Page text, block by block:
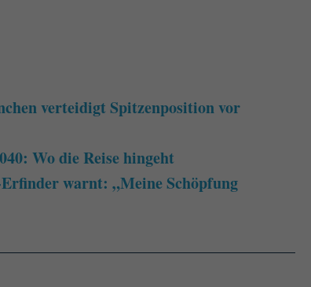
verteidigt Spitzenposition vor
Wo die Reise hingeht
warnt: „Meine Schöpfung